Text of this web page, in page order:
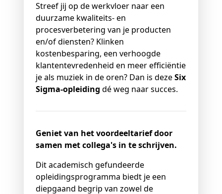
Streef jij op de werkvloer naar een
duurzame kwaliteits- en
procesverbetering van je producten
en/of diensten? Klinken
kostenbesparing, een verhoogde
klantentevredenheid en meer efficiëntie
je als muziek in de oren? Dan is dezeSix
Sigma-opleiding dé weg naar succes.
Geniet van het voordeeltarief door
samen met collega's in te schrijven.
Dit academisch gefundeerde
opleidingsprogramma biedt je een
diepgaand begrip van zowel de